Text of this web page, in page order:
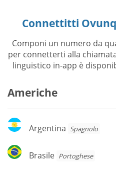
Connettitti
Componi un numero da
per connetterti alla
linguistico in-app è
Americhe
Argentina
Argentina Spagnolo
Brasile
Brasile Portoghese